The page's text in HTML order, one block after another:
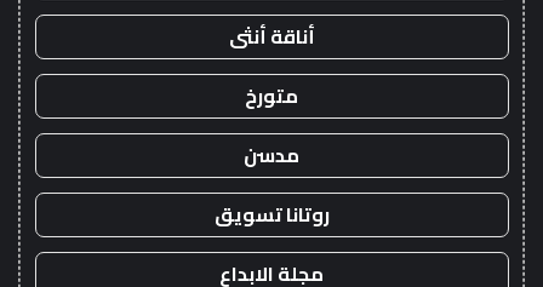
أناقة أنثى
متورخ
مدسن
روتانا تسويق
مجلة الابداع